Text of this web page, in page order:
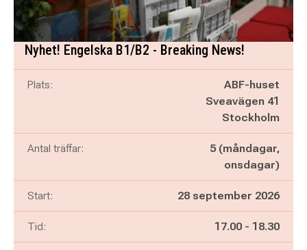
Nyhet! Engelska B1/B2 - Breaking News!
Plats:
ABF-huset
Sveavägen 41
Stockholm
Antal träffar:
5 (måndagar,
onsdagar)
Start: 28 september 2026
Tid: Pågår mellan
17.00 - och
18.30